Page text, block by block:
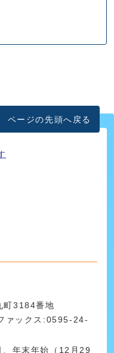
ページの先頭へ戻る
町3184番地
ァックス:0595-24-
、年末年始（12月29